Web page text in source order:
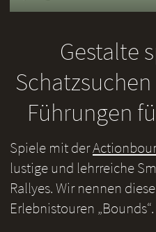
Gestalte
Führungen
Spiele mit der
lustige und lehrreiche
Rallyes. Wir nennen
Erlebnistouren „Bounds“.